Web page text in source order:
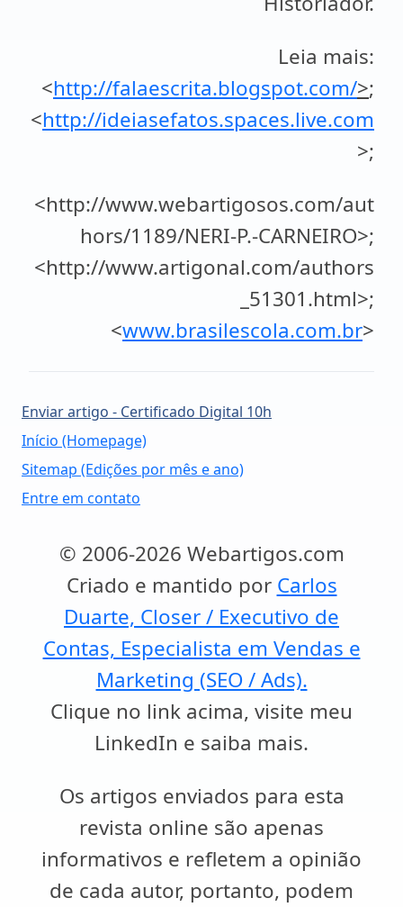
Leia mais:
<http://falaescrita.blogspot.com/>;
<http://ideiasefatos.spaces.live.com
>;
<http://www.webartigosos.com/aut
hors/1189/NERI-P.-CARNEIRO>;
<http://www.artigonal.com/authors
_51301.html>;
<www.brasilescola.com.br>
Enviar artigo - Certificado Digital 10h
Início (Homepage)
Sitemap (Edições por mês e ano)
Entre em contato
© 2006-2026 Webartigos.com
Criado e mantido por Carlos
Duarte, Closer / Executivo de
Contas, Especialista em Vendas e
Marketing (SEO / Ads).
Clique no link acima, visite meu
LinkedIn e saiba mais.
Os artigos enviados para esta
revista online são apenas
informativos e refletem a opinião
de cada autor, portanto, podem